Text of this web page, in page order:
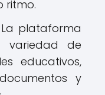
ritmo.
plataforma
variedad de
educativos,
y